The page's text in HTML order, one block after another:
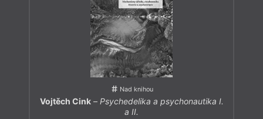
Nad knihou
Vojtěch Cink– Psychedelika a psychonautika I.
a II.